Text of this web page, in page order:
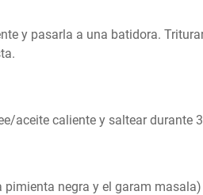
y pasarla a una batidora.
aceite caliente y saltear durante
negra y el garam masala)